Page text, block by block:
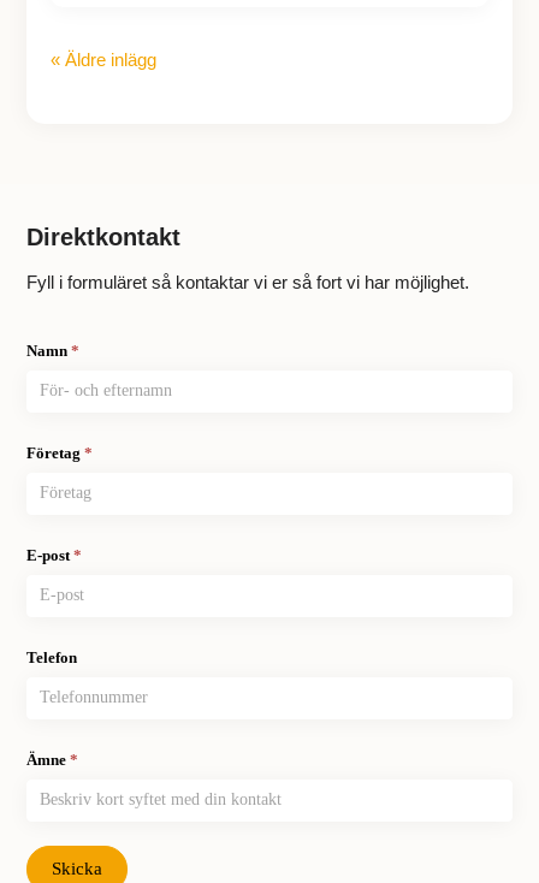
« Äldre inlägg
Direktkontakt
Fyll i formuläret så kontaktar vi er så fort vi har möjlighet.
Kontakt
Namn*
Företag*
E-post*
Telefon
Ämne*
Skicka